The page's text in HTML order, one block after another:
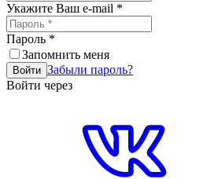
Укажите Ваш e-mail *
Пароль *
Запомнить меня
Войти Забыли пароль?
Войти через